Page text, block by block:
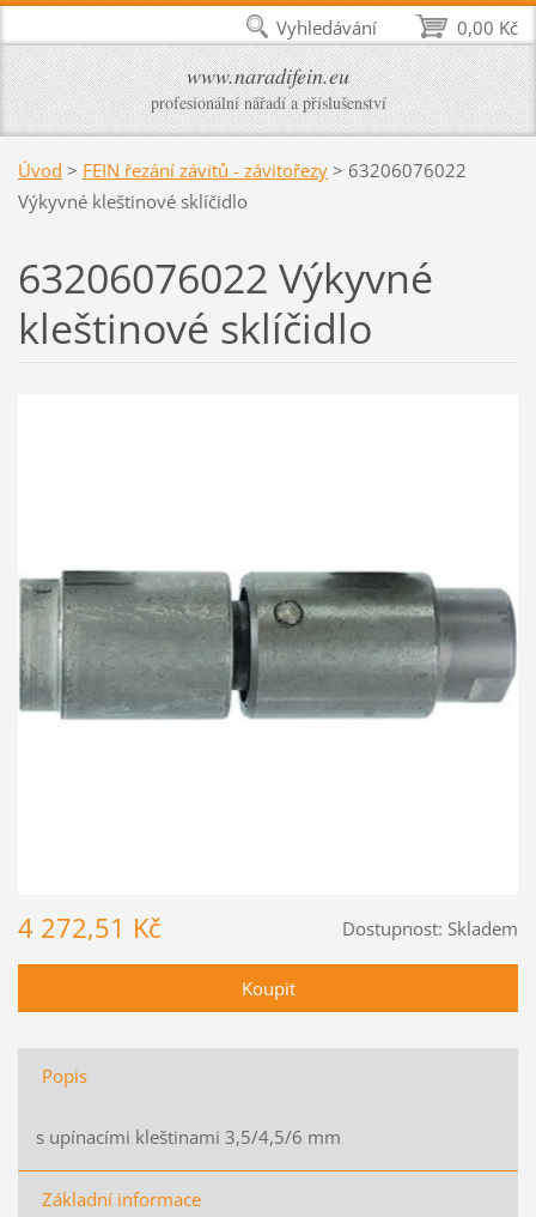
www.naradifein.eu
profesionální nářadí a příslušenství
Úvod > FEIN řezání závitů - závitořezy > 63206076022
Výkyvné kleštinové sklíčidlo
63206076022 Výkyvné
kleštinové sklíčidlo
Dostupnost: Skladem
4 272,51 Kč
Popis
s upínacími kleštinami 3,5/4,5/6 mm
Základní informace
0,00 Kč
Vyhledávání